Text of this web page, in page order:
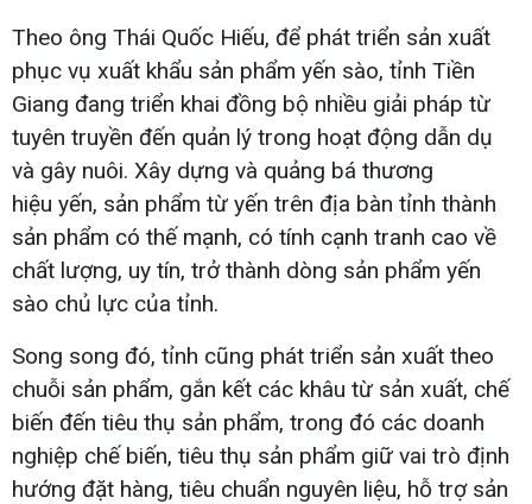
Theo ông Thái Quốc Hiếu, để phát triển sản xuất
phục vụ xuất khẩu sản phẩm yến sào, tỉnh Tiền
Giang đang triển khai đồng bộ nhiều giải pháp từ
tuyên truyền đến quản lý trong hoạt động dẫn dụ
và gây nuôi. Xây dựng và quảng bá thương
hiệu yến, sản phẩm từ yến trên địa bàn tỉnh thành
sản phẩm có thế mạnh, có tính cạnh tranh cao về
chất lượng, uy tín, trở thành dòng sản phẩm yến
sào chủ lực của tỉnh.
Song song đó, tỉnh cũng phát triển sản xuất theo
chuỗi sản phẩm, gắn kết các khâu từ sản xuất, chế
biến đến tiêu thụ sản phẩm, trong đó các doanh
nghiệp chế biến, tiêu thụ sản phẩm giữ vai trò định
hướng đặt hàng, tiêu chuẩn nguyên liệu, hỗ trợ sản